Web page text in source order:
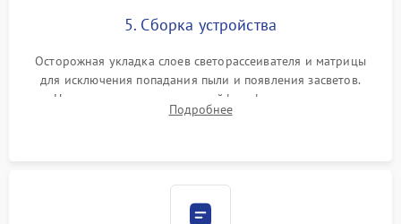
5. Сборка устройства
Осторожная укладка слоев светорассеивателя и матрицы
для исключения попадания пыли и появления засветов.
Надежное подключение шлейфов, фиксация плат и
аккуратное защелкивание пластикового корпуса монитора.
Подробнее